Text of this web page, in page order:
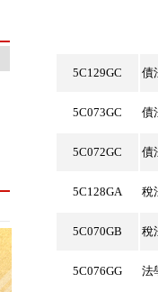
5C129GC 債
5C073GC 債
5C072GC 債
5C128GA 稅
5C070GB 稅
5C076GG 法